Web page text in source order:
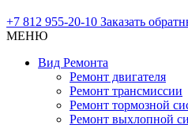
+7 812 955-20-10 Заказать
МЕНЮ
Вид Ремонта
Ремонт двигателя
Ремонт трансмиссии
Ремонт тормозной
Ремонт выхлопной